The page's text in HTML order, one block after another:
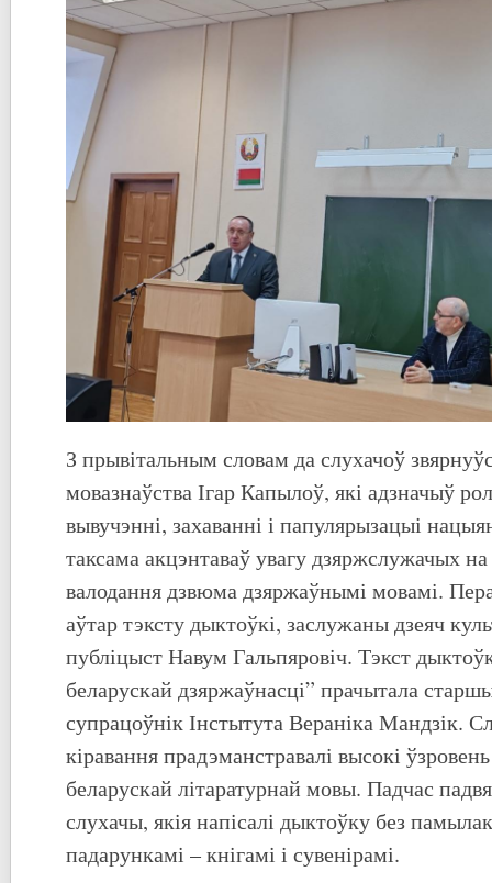
З прывітальным словам да слухачоў
мовазнаўства Ігар Капылоў, які адзначыў
вывучэнні, захаванні і папулярызацыі
таксама акцэнтаваў увагу дзяржслужачых на
валодання дзвюма дзяржаўнымі мовамі.
аўтар тэксту дыктоўкі, заслужаны дзеяч
публіцыст Навум Гальпяровіч. Тэкст
беларускай дзяржаўнасці” прачытала
супрацоўнік Інстытута Вераніка Мандзік.
кіравання прадэманстравалі высокі
беларускай літаратурнай мовы. Падчас
слухачы, якія напісалі дыктоўку без
падарункамі – кнігамі і сувенірамі.